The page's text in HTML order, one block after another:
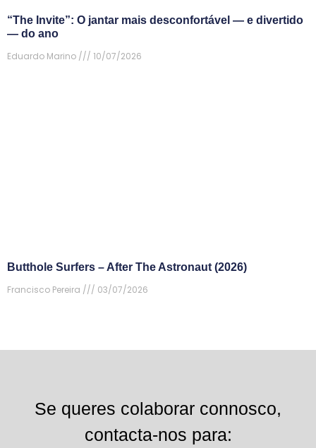
“The Invite”: O jantar mais desconfortável — e divertido
— do ano
Eduardo Marino
10/07/2026
Butthole Surfers – After The Astronaut (2026)
Francisco Pereira
03/07/2026
Se queres colaborar connosco,
contacta-nos para: